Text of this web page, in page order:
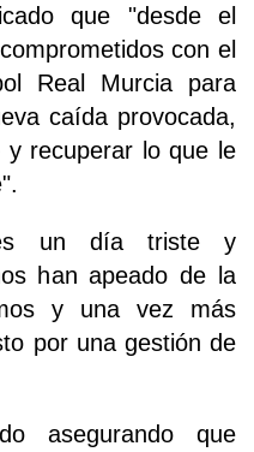
que "desde el
con el
Real Murcia para
caída provocada,
y recuperar lo que le
un día triste y
han apeado de la
y una vez más
por una gestión de
asegurando que